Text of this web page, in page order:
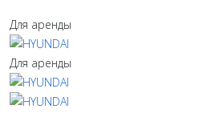
Для аренды
Для аренды